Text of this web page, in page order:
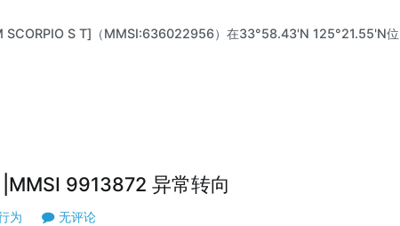
S T]（MMSI:636022956）在33°58.43'N 125°21.55'N位
9913872 异常转向
为 无评论